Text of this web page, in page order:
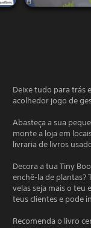
Deixe tudo para trás
acolhedor jogo de
Abasteça a sua
monte a loja em
livraria de livros
Decora a tua Tiny
enchê-la de plantas?
velas seja mais o teu
teus clientes e pode
Recomenda o livro